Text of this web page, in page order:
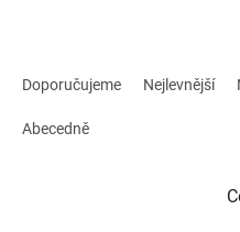
Doporučujeme Nejlevnější
Abecedně